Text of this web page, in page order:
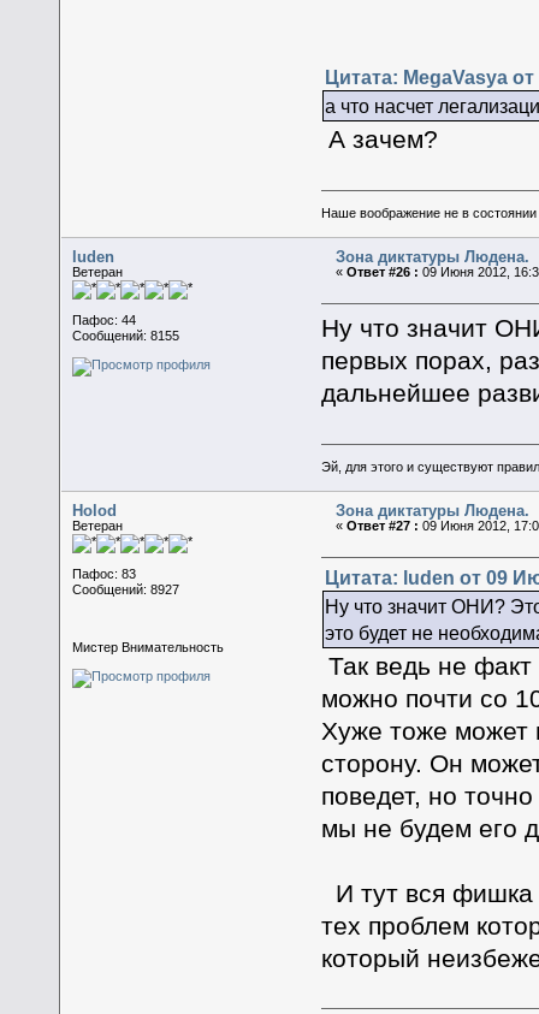
Цитата: MegaVasya
а что насчет
А зачем?
Наше воображение не в состоянии
luden
Ветеран
Пафос: 44
Сообщений: 8155
Зона диктатуры Людена.
«Ответ #26 : 09 Июня 2012,
Ну что значит
первых порах,
дальнейшее
Эй, для этого и существуют
Holod
Ветеран
Пафос: 83
Сообщений: 8927
Мистер Внимательность
Зона диктатуры Людена.
«Ответ #27 : 09 Июня 2012,
Цитата: luden от 09
Ну что значит ОНИ?
это будет не
Так ведь не
можно почти со
Хуже тоже может
сторону. Он
поведет, но
мы не будем его
И тут вся фишка
тех проблем
который